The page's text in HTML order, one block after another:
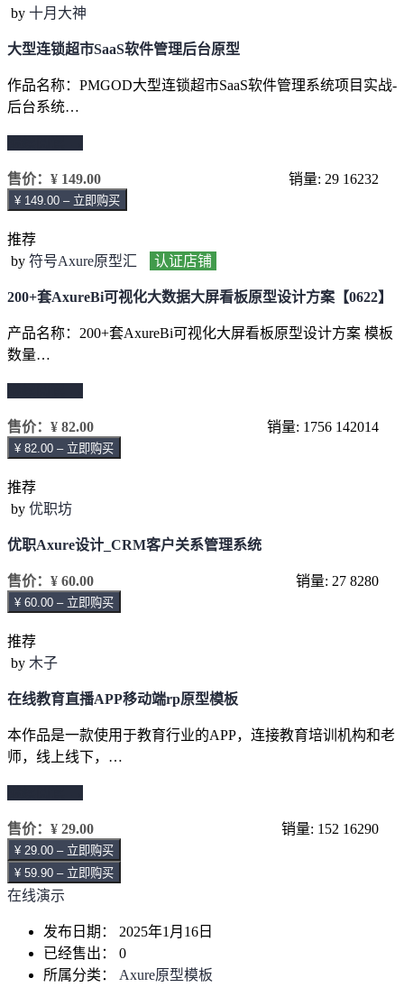
by 十月大神
大型连锁超市SaaS软件管理后台原型
作品名称：PMGOD大型连锁超市SaaS软件管理系统项目实战-
后台系统…
售价： ¥ 149.00 销量: 29 16232
¥ 149.00 – 立即购买
推荐
by 符号Axure原型汇 认证店铺
200+套AxureBi可视化大数据大屏看板原型设计方案【0622】
产品名称：200+套AxureBi可视化大屏看板原型设计方案 模板
数量…
售价： ¥ 82.00 销量: 1756 142014
¥ 82.00 – 立即购买
推荐
by 优职坊
优职Axure设计_CRM客户关系管理系统
售价： ¥ 60.00 销量: 27 8280
¥ 60.00 – 立即购买
推荐
by 木子
在线教育直播APP移动端rp原型模板
本作品是一款使用于教育行业的APP，连接教育培训机构和老
师，线上线下，…
售价： ¥ 29.00 销量: 152 16290
¥ 29.00 – 立即购买
¥ 59.90 – 立即购买
在线演示
发布日期：
2025年1月16日
已经售出：
0
所属分类：
Axure原型模板